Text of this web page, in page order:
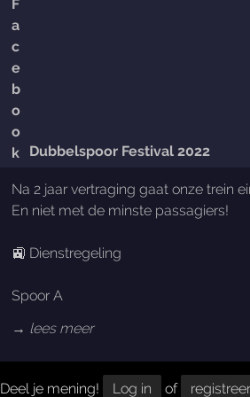
Dubbelspoor Festival 2022
Na 2 jaar vertraging gaat onze trein
En niet met de minste passagiers!
🚉 Dienstregeling
Spoor A
→ lees meer
Deel je mening! Log in of registreer